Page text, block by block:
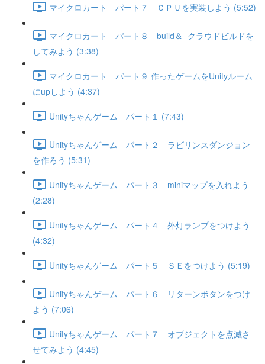
マイクロカート パート７ ＣＰＵを実装しよう (5:52)
マイクロカート パート８ build＆ クラウドビルドを
してみよう (3:38)
マイクロカート パート９ 作ったゲームをUnityルーム
にupしよう (4:37)
Unityちゃんゲーム パート１ (7:43)
Unityちゃんゲーム パート２ ラビリンスダンジョン
を作ろう (5:31)
Unityちゃんゲーム パート３ miniマップを入れよう
(2:28)
Unityちゃんゲーム パート４ 外灯ランプをつけよう
(4:32)
Unityちゃんゲーム パート５ ＳＥをつけよう (5:19)
Unityちゃんゲーム パート６ リターンボタンをつけ
よう (7:06)
Unityちゃんゲーム パート７ オブジェクトを点滅さ
せてみよう (4:45)